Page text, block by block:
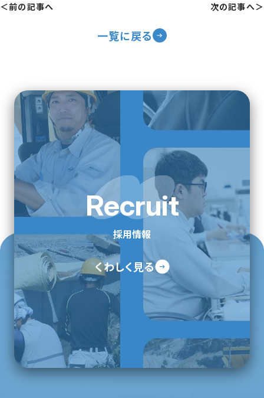
＜前の記事へ
一覧に戻る
次の記事へ＞
Recruit
採用情報
くわしく見る